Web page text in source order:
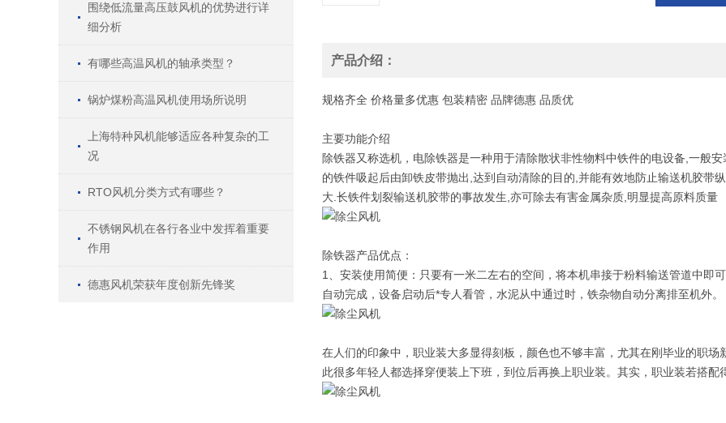
围绕低流量高压鼓风机的优势进行详
细分析
有哪些高温风机的轴承类型？
锅炉煤粉高温风机使用场所说明
上海特种风机能够适应各种复杂的工
况
RTO风机分类方式有哪些？
不锈钢风机在各行各业中发挥着重要
作用
德惠风机荣获年度创新先锋奖
产品介绍：
规格齐全 价格量多优惠 包装精密 品牌德惠 品质优
主要功能介绍
除铁器又称选机，电除铁器是一种用于清除散状非性物料中铁件的电设备,一般
的铁件吸起后由卸铁皮带抛出,达到自动清除的目的,并能有效地防止输送机胶带
大.长铁件划裂输送机胶带的事故发生,亦可除去有害金属杂质,明显提高原料质量
除铁器产品优点：
1、安装使用简便：只要有一米二左右的空间，将本机串接于粉料输送管道中即
自动完成，设备启动后*专人看管，水泥从中通过时，铁杂物自动分离排至机外。
在人们的印象中，职业装大多显得刻板，颜色也不够丰富，尤其在刚毕业的职
此很多年轻人都选择穿便装上下班，到位后再换上职业装。其实，职业装若搭配